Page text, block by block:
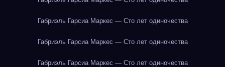
Габриэль Гарсиа Маркес — Сто лет одиночества
Габриэль Гарсиа Маркес — Сто лет одиночества
Габриэль Гарсиа Маркес — Сто лет одиночества